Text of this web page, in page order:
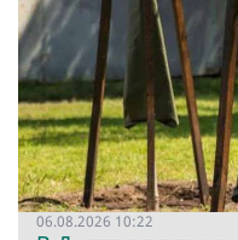
06.08.2026 10:22